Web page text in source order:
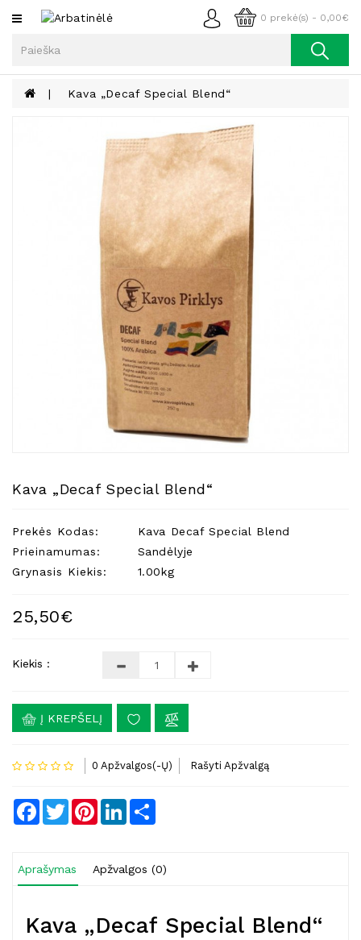
0 prekė(s) - 0,00€
Kategorijos
Kava
Higienos
Priemonės
Kūdikiams
Reikalai
Kava „Decaf Special Blend“
Kava „Decaf Special Blend“
Prekės Kodas:
Kava Decaf Special Blend
Prieinamumas:
Sandėlyje
Grynasis Kiekis:
1.00kg
25,50€
Kiekis :
Į KREPŠELĮ
0 Apžvalgos(-Ų) Rašyti Apžvalgą
Facebook
TwitterPinterestLinkedIn
Aprašymas Apžvalgos (0)
Kava „Decaf Special Blend“